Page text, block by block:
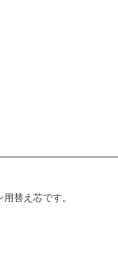
替え芯です。